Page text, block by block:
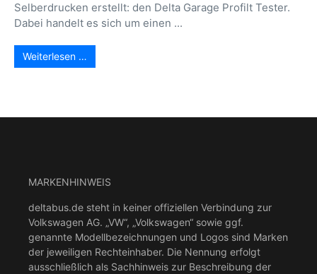
Selberdrucken erstellt: den Delta Garage Profilt Tester.
Dabei handelt es sich um einen ...
Weiterlesen …
MARKENHINWEIS
deltabus.de steht in keiner offiziellen Verbindung zur
Volkswagen AG. „VW“, „Volkswagen“ sowie ggf.
genannte Modellbezeichnungen und Logos sind Marken
der jeweiligen Rechteinhaber. Die Nennung erfolgt
ausschließlich als Sachhinweis zur Beschreibung der